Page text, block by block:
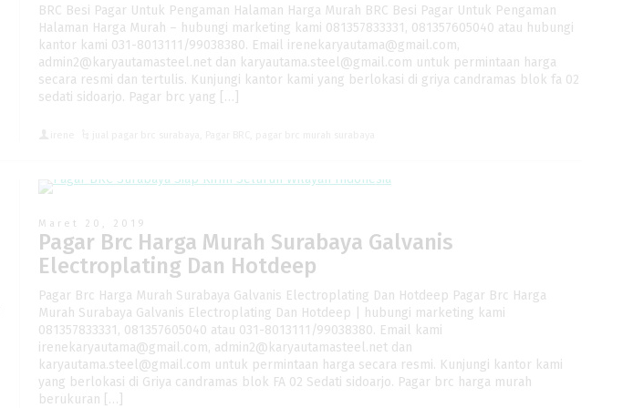
BRC Besi Pagar Untuk Pengaman Halaman Harga Murah BRC Besi Pagar Untuk Pengaman
Halaman Harga Murah – hubungi marketing kami 081357833331, 081357605040 atau hubungi
kantor kami 031-8013111/99038380. Email irenekaryautama@gmail.com,
admin2@karyautamasteel.net dan karyautama.steel@gmail.com untuk permintaan harga
secara resmi dan tertulis. Kunjungi kantor kami yang berlokasi di griya candramas blok fa 02
sedati sidoarjo. Pagar brc yang […]
Maret 20, 2019
Pagar Brc Harga Murah Surabaya Galvanis
Electroplating Dan Hotdeep
Pagar Brc Harga Murah Surabaya Galvanis Electroplating Dan Hotdeep Pagar Brc Harga
Murah Surabaya Galvanis Electroplating Dan Hotdeep | hubungi marketing kami
081357833331, 081357605040 atau 031-8013111/99038380. Email kami
irenekaryautama@gmail.com, admin2@karyautamasteel.net dan
karyautama.steel@gmail.com untuk permintaan harga secara resmi. Kunjungi kantor kami
yang berlokasi di Griya candramas blok FA 02 Sedati sidoarjo. Pagar brc harga murah
berukuran […]